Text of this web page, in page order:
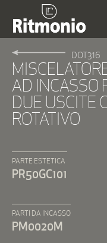
DOT316
AD INCASSO
DUE USCITE
ROTATIVO
PARTE ESTETICA
PR50GC101
PARTI DA INCASSO
PM0020M